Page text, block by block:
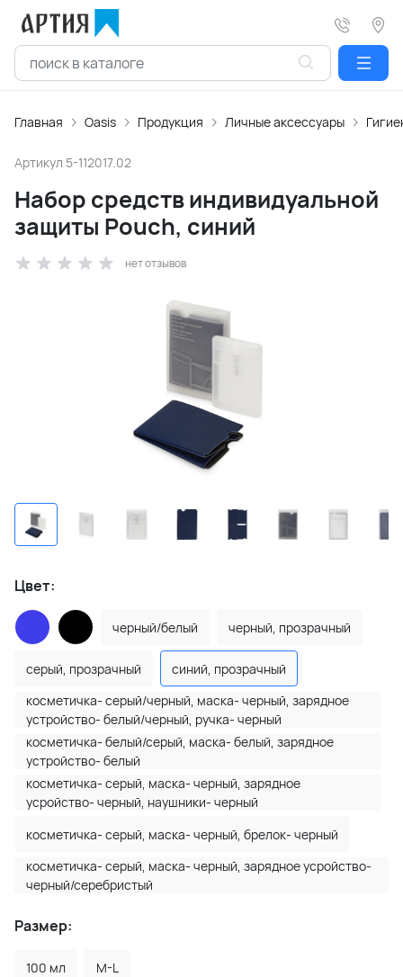
Главная Oasis Продукция Личные аксессуары
Артикул 5-112017.02
Набор средств индивидуальной
защиты Pouch, синий
нет отзывов
Цвет:
черный/белый черный, прозрачный
серый, прозрачный
синий, прозрачный
косметичка- серый/черный, маска- черный, зарядное
устройство- белый/черный, ручка- черный
косметичка- белый/серый, маска- белый, зарядное
устройство- белый
косметичка- серый, маска- черный, зарядное
усройство- черный, наушники- черный
косметичка- серый, маска- черный, брелок- черный
косметичка- серый, маска- черный, зарядное усройство-
черный/серебристый
Размер:
100 мл M-L